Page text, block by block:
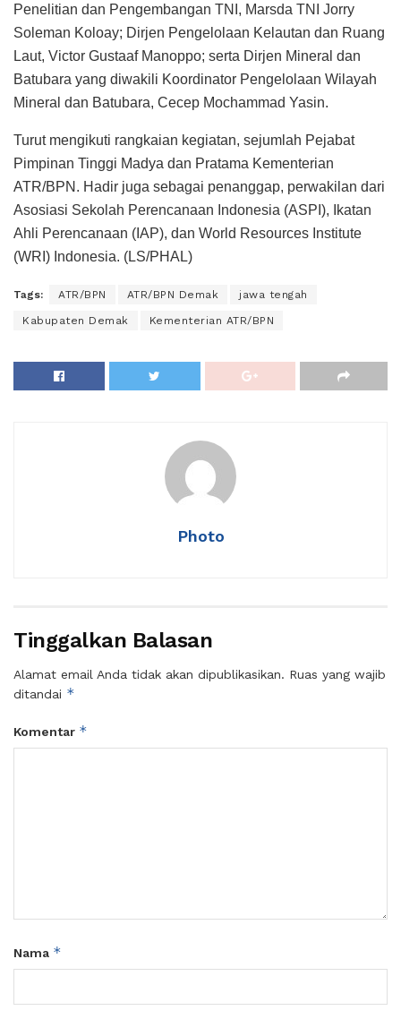
Penelitian dan Pengembangan TNI, Marsda TNI Jorry
Soleman Koloay; Dirjen Pengelolaan Kelautan dan Ruang
Laut, Victor Gustaaf Manoppo; serta Dirjen Mineral dan
Batubara yang diwakili Koordinator Pengelolaan Wilayah
Mineral dan Batubara, Cecep Mochammad Yasin.
Turut mengikuti rangkaian kegiatan, sejumlah Pejabat
Pimpinan Tinggi Madya dan Pratama Kementerian
ATR/BPN. Hadir juga sebagai penanggap, perwakilan dari
Asosiasi Sekolah Perencanaan Indonesia (ASPI), Ikatan
Ahli Perencanaan (IAP), dan World Resources Institute
(WRI) Indonesia. (LS/PHAL)
Tags: ATR/BPN ATR/BPN Demak jawa tengah
Kabupaten Demak Kementerian ATR/BPN
Photo
Tinggalkan Balasan
Alamat email Anda tidak akan dipublikasikan. Ruas yang wajib
ditandai *
Komentar *
Nama *